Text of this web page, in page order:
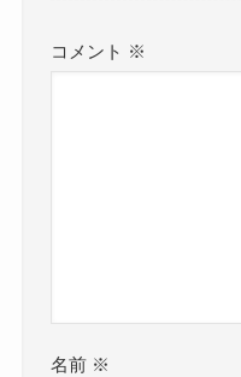
コメント ※
名前 ※